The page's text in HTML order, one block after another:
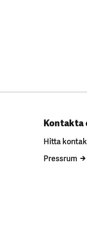
Kontakta
Hitta
Pressrum